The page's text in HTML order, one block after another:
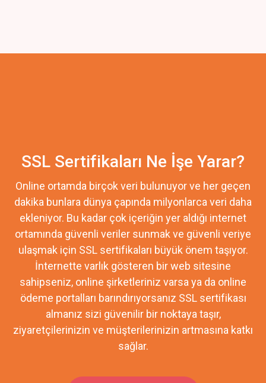
SSL Sertifikaları Ne İşe Yarar?
Online ortamda birçok veri bulunuyor ve her geçen
dakika bunlara dünya çapında milyonlarca veri daha
ekleniyor. Bu kadar çok içeriğin yer aldığı internet
ortamında güvenli veriler sunmak ve güvenli veriye
ulaşmak için SSL sertifikaları büyük önem taşıyor.
İnternette varlık gösteren bir web sitesine
sahipseniz, online şirketleriniz varsa ya da online
ödeme portalları barındırıyorsanız SSL sertifikası
almanız sizi güvenilir bir noktaya taşır,
ziyaretçilerinizin ve müşterilerinizin artmasına katkı
sağlar.